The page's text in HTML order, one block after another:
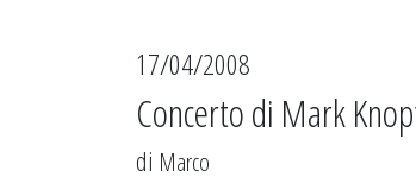
17/04/2008
Concerto di Mark
di Marco